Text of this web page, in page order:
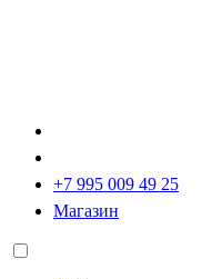
+7 995 009 49 25
Магазин